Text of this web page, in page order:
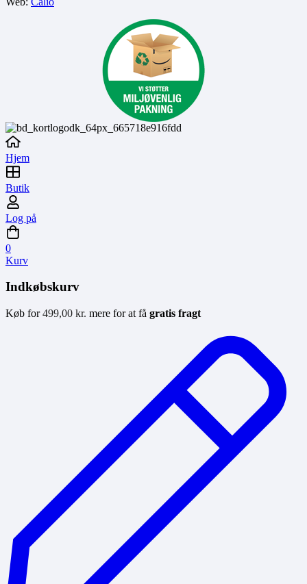
Hjem
Butik
Log på
0
Kurv
Indkøbskurv
Køb for499,00 kr. mere for at få gratis fragt